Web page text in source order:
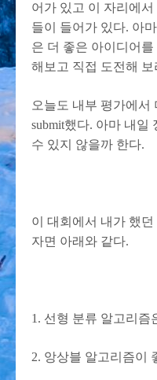
어가 있고 이 자리에
들이 들어가 있다. 아
은 더 좋은 아이디어
해보고 직접 도전해
오늘도 내부 평가에서
submit했다. 아마 내일
수 있지 않을까 한다.
이 대회에서 내가 했
자면 아래와 같다.
1. 선형 분류 알고리즘
2. 앙상블 알고리즘이